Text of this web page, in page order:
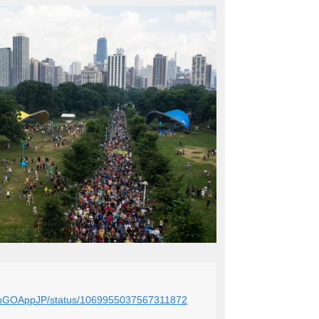
status/1069955037567311872